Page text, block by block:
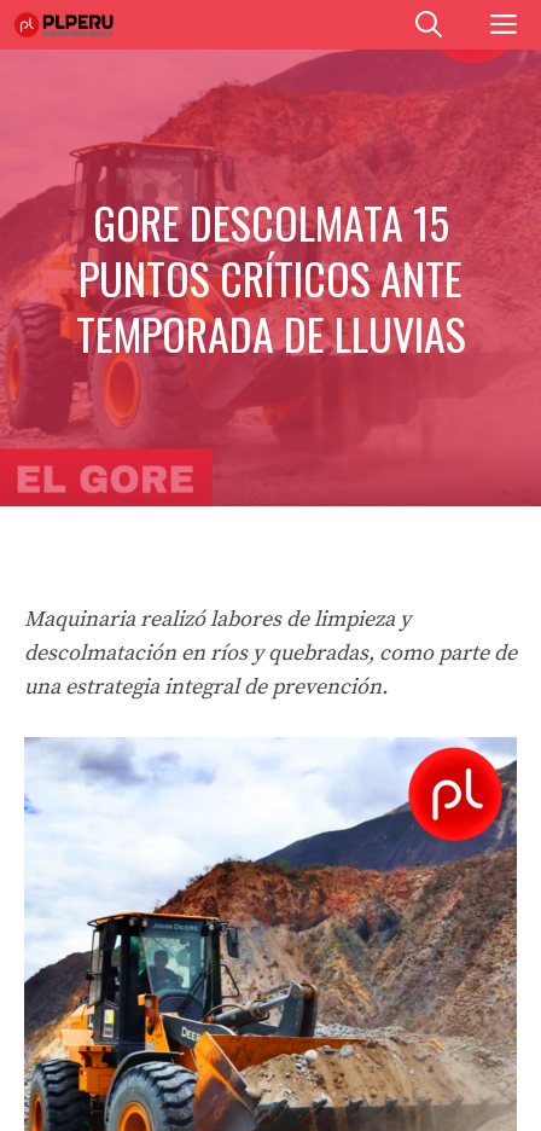
Saltar
al
GORE DESCOLMATA 15
PUNTOS CRÍTICOS ANTE
TEMPORADA DE LLUVIAS
Maquinaria realizó labores de limpieza y
descolmatación en ríos y quebradas, como parte de
una estrategia integral de prevención.